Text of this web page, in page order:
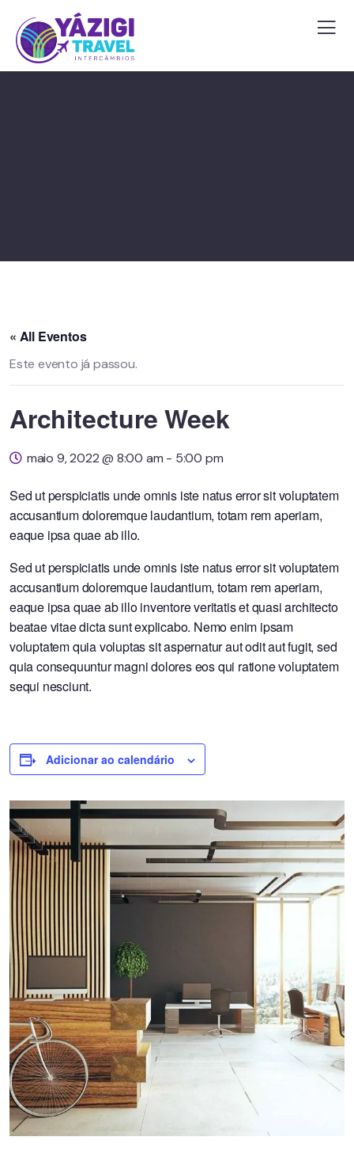
« All Eventos
Este evento já passou.
Architecture Week
maio 9, 2022 @ 8:00 am - 5:00 pm
Sed ut perspiciatis unde omnis iste natus error sit voluptatem
accusantium doloremque laudantium, totam rem aperiam,
eaque ipsa quae ab illo.
Sed ut perspiciatis unde omnis iste natus error sit voluptatem
accusantium doloremque laudantium, totam rem aperiam,
eaque ipsa quae ab illo inventore veritatis et quasi architecto
beatae vitae dicta sunt explicabo. Nemo enim ipsam
voluptatem quia voluptas sit aspernatur aut odit aut fugit, sed
quia consequuntur magni dolores eos qui ratione voluptatem
sequi nesciunt.
Adicionar ao calendário